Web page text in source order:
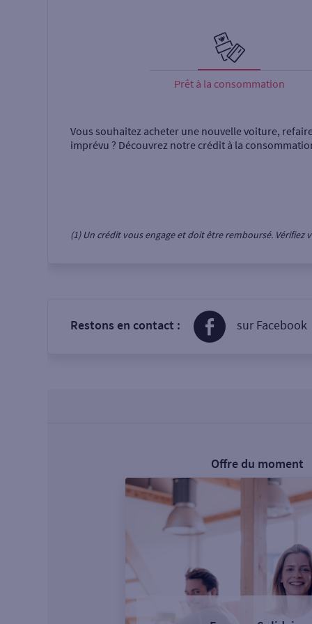
Prêt à la consommation
Vous souhaitez acheter une nouvelle voiture,
imprévu ? Découvrez notre crédit à la
(1) Un crédit vous engage et doit être remboursé.
Restons en contact : sur Facebook
Offre du moment